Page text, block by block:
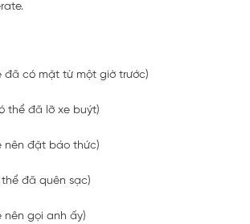
đã có mặt từ một giờ trước)
thể đã lỡ xe buýt)
nên đặt báo thức)
đã quên sạc)
nên gọi anh ấy)